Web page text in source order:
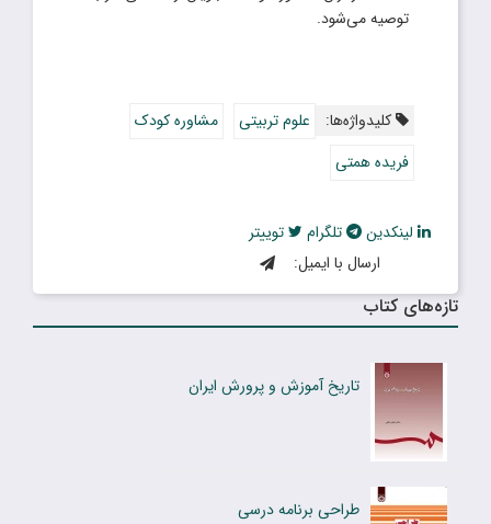
توصیه می‌شود.
کلیدواژه‌ها: علوم تربیتی
مشاوره کودک
فریده همتی
لینکدین تلگرام
توییتر
ارسال با ایمیل:
تازه‌های کتاب
تاریخ آموزش و پرورش ایران
طراحی برنامه درسی